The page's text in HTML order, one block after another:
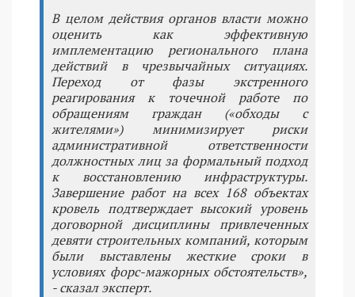
В целом действия органов власти можно
оценить как эффективную
имплементацию регионального плана
действий в чрезвычайных ситуациях.
Переход от фазы экстренного
реагирования к точечной работе по
обращениям граждан («обходы с
жителями») минимизирует риски
административной ответственности
должностных лиц за формальный подход
к восстановлению инфраструктуры.
Завершение работ на всех 168 объектах
кровель подтверждает высокий уровень
договорной дисциплины привлеченных
девяти строительных компаний, которым
были выставлены жесткие сроки в
условиях форс-мажорных обстоятельств»,
- сказал эксперт.